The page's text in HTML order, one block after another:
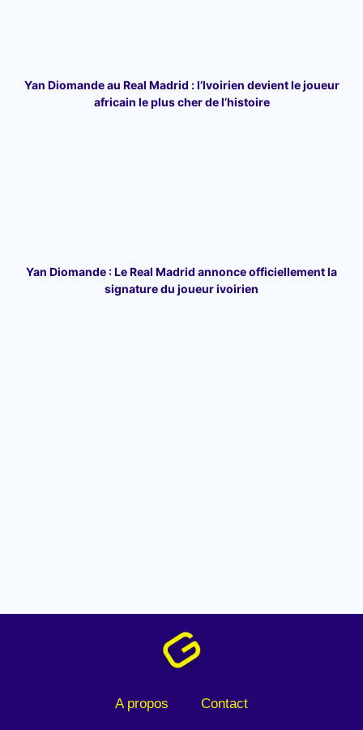
Yan Diomande au Real Madrid : l’Ivoirien devient le joueur
africain le plus cher de l’histoire
Yan Diomande : Le Real Madrid annonce officiellement la
signature du joueur ivoirien
A propos Contact